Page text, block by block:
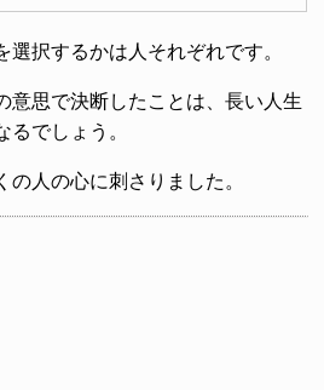
選択するかは人それぞれです。
意思で決断したことは、長い人生
るでしょう。
人の心に刺さりました。